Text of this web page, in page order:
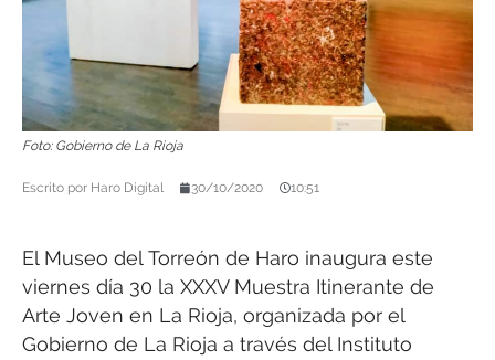
Foto: Gobierno de La Rioja
Escrito por Haro Digital 30/10/2020 10:51
El Museo del Torreón de Haro inaugura este
viernes día 30 la XXXV Muestra Itinerante de
Arte Joven en La Rioja, organizada por el
Gobierno de La Rioja a través del Instituto